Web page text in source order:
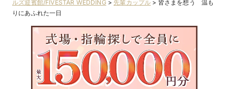
ルズ迎賓館/FIVESTAR WEDDING> 先輩カップル > 皆さまを想う 温も
りにあふれた一日